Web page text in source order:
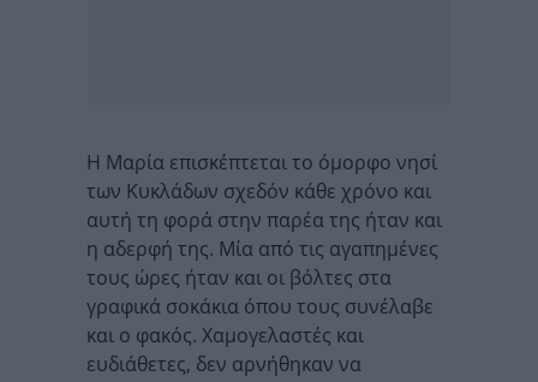
Η Μαρία επισκέπτεται το όμορφο νησί
των Κυκλάδων σχεδόν κάθε χρόνο και
αυτή τη φορά στην παρέα της ήταν και
η αδερφή της. Μία από τις αγαπημένες
τους ώρες ήταν και οι βόλτες στα
γραφικά σοκάκια όπου τους συνέλαβε
και ο φακός. Χαμογελαστές και
ευδιάθετες, δεν αρνήθηκαν να